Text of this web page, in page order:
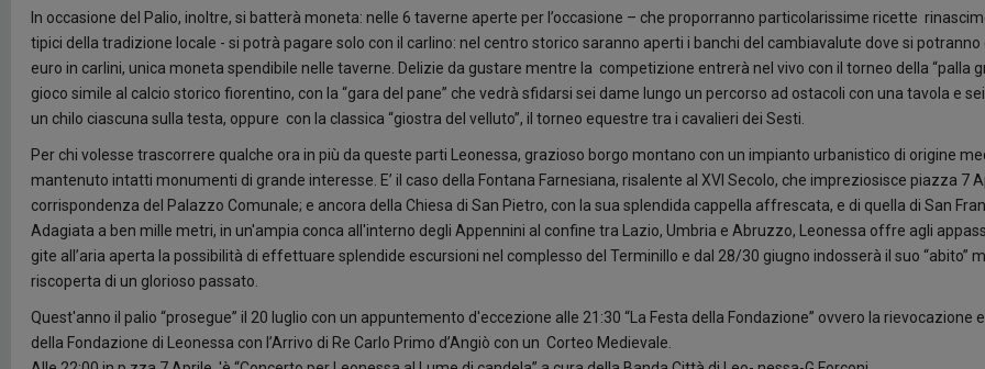
In occasione del Palio, inoltre, si batterà moneta: nelle 6 taverne aperte per l’occasione – che proporranno particolarissime ricette
tipici della tradizione locale - si potrà pagare solo con il carlino: nel centro storico saranno aperti i banchi del cambiavalute dove si potranno
euro in carlini, unica moneta spendibile nelle taverne. Delizie da gustare mentre la competizione entrerà nel vivo con il torneo della “palla
gioco simile al calcio storico fiorentino, con la “gara del pane” che vedrà sfidarsi sei dame lungo un percorso ad ostacoli con una tavola e
un chilo ciascuna sulla testa, oppure con la classica “giostra del velluto”, il torneo equestre tra i cavalieri dei Sesti.
Per chi volesse trascorrere qualche ora in più da queste parti Leonessa, grazioso borgo montano con un impianto urbanistico di origine
mantenuto intatti monumenti di grande interesse. E’ il caso della Fontana Farnesiana, risalente al XVI Secolo, che impreziosisce piazza 7
corrispondenza del Palazzo Comunale; e ancora della Chiesa di San Pietro, con la sua splendida cappella affrescata, e di quella di San
Adagiata a ben mille metri, in un'ampia conca all'interno degli Appennini al confine tra Lazio, Umbria e Abruzzo, Leonessa offre agli
gite all’aria aperta la possibilità di effettuare splendide escursioni nel complesso del Terminillo e dal 28/30 giugno indosserà il suo “abito”
riscoperta di un glorioso passato.
Quest'anno il palio “prosegue” il 20 luglio con un appuntemento d'eccezione alle 21:30 “La Festa della Fondazione” ovvero la rievocazione
della Fondazione di Leonessa con l’Arrivo di Re Carlo Primo d’Angiò con un Corteo Medievale.